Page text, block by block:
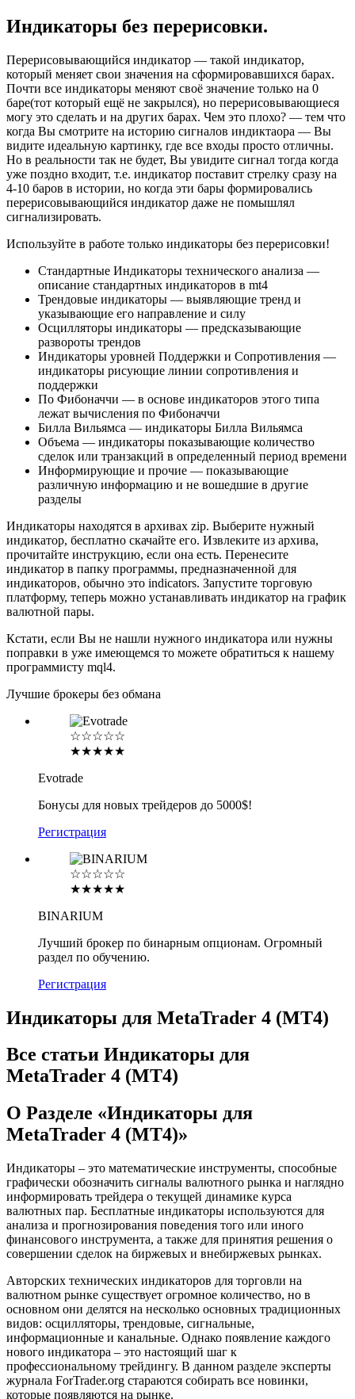
Индикаторы без перерисовки.
Перерисовывающийся индикатор — такой индикатор,
который меняет свои значения на сформировавшихся барах.
Почти все индикаторы меняют своё значение только на 0
баре(тот который ещё не закрылся), но перерисовывающиеся
могу это сделать и на других барах. Чем это плохо? — тем что
когда Вы смотрите на историю сигналов индиктаора — Вы
видите идеальную картинку, где все входы просто отличны.
Но в реальности так не будет, Вы увидите сигнал тогда когда
уже поздно входит, т.е. индикатор поставит стрелку сразу на
4-10 баров в истории, но когда эти бары формировались
перерисовывающийся индикатор даже не помышлял
сигнализировать.
Используйте в работе только индикаторы без перерисовки!
Стандартные Индикаторы технического анализа —
описание стандартных индикаторов в mt4
Трендовые индикаторы — выявляющие тренд и
указывающие его направление и силу
Осцилляторы индикаторы — предсказывающие
развороты трендов
Индикаторы уровней Поддержки и Сопротивления —
индикаторы рисующие линии сопротивления и
поддержки
По Фибоначчи — в основе индикаторов этого типа
лежат вычисления по Фибоначчи
Билла Вильямса — индикаторы Билла Вильямса
Объема — индикаторы показывающие количество
сделок или транзакций в определенный период времени
Информирующие и прочие — показывающие
различную информацию и не вошедшие в другие
разделы
Индикаторы находятся в архивах zip. Выберите нужный
индикатор, бесплатно скачайте его. Извлеките из архива,
прочитайте инструкцию, если она есть. Перенесите
индикатор в папку программы, предназначенной для
индикаторов, обычно это indicators. Запустите торговую
платформу, теперь можно устанавливать индикатор на график
валютной пары.
Кстати, если Вы не нашли нужного индикатора или нужны
поправки в уже имеющемся то можете обратиться к нашему
программисту mql4.
Лучшие брокеры без обмана
☆☆☆☆☆
★★★★★
Evotrade
Бонусы для новых трейдеров до 5000$!
Регистрация
☆☆☆☆☆
★★★★★
BINARIUM
Лучший брокер по бинарным опционам. Огромный
раздел по обучению.
Регистрация
Индикаторы для MetaTrader 4 (MT4)
Все статьи Индикаторы для
MetaTrader 4 (MT4)
О Разделе «Индикаторы для
MetaTrader 4 (MT4)»
Индикаторы – это математические инструменты, способные
графически обозначить сигналы валютного рынка и наглядно
информировать трейдера о текущей динамике курса
валютных пар. Бесплатные индикаторы используются для
анализа и прогнозирования поведения того или иного
финансового инструмента, а также для принятия решения о
совершении сделок на биржевых и внебиржевых рынках.
Авторских технических индикаторов для торговли на
валютном рынке существует огромное количество, но в
основном они делятся на несколько основных традиционных
видов: осцилляторы, трендовые, сигнальные,
информационные и канальные. Однако появление каждого
нового индикатора – это настоящий шаг к
профессиональному трейдингу. В данном разделе эксперты
журнала ForTrader.org стараются собирать все новинки,
которые появляются на рынке.